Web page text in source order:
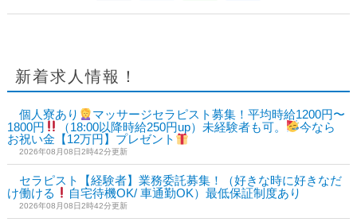
新着求人情報！
個人寮あり
マッサージセラピスト募集！平均時給1200円〜
1800円
（18:00以降時給250円up）未経験者も可。
今なら
お祝い金【12万円】プレゼント
2026年08月08日2時42分更新
セラピスト【経験者】業務委託募集！（好きな時に好きなだ
け働ける
自宅待機OK/ 車通勤OK）最低保証制度あり
2026年08月08日2時42分更新